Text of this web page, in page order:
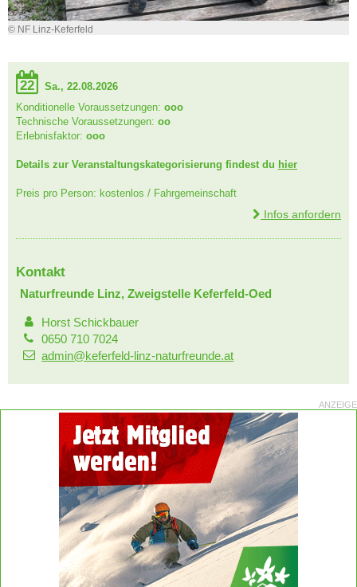
© NF Linz-Keferfeld
22
Sa., 22.08.2026
Konditionelle Voraussetzungen: ooo
Technische Voraussetzungen: oo
Erlebnisfaktor: ooo
Details zur Veranstaltungskategorisierung findest du hier
Preis pro Person: kostenlos / Fahrgemeinschaft
Infos anfordern
Kontakt
Naturfreunde Linz, Zweigstelle Keferfeld-Oed
Horst Schickbauer
0650 710 7024
admin@keferfeld-linz-naturfreunde.at
ANZEIGE